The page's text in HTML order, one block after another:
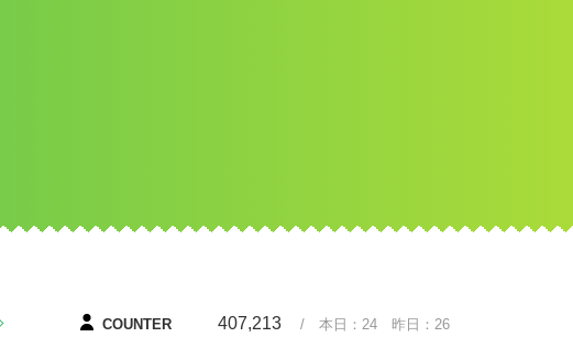
COUNTER 407,213 / 本日： 24 昨日： 26